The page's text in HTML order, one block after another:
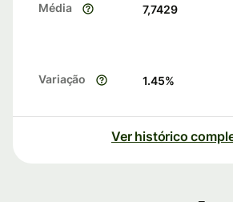
Média 7,7429
Variação 1.45%
Ver histórico